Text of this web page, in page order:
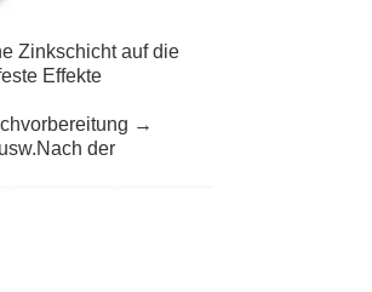
Zinkschicht auf die
Effekte
→
der